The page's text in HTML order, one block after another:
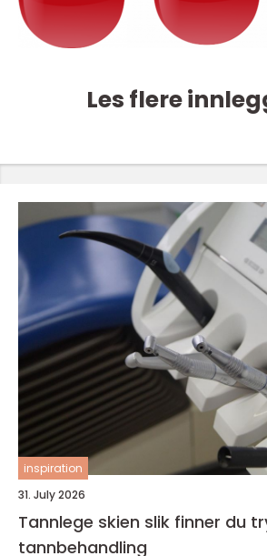
Les flere
inspiration
31. July 2026
Tannlege skien slik finner du trygg og god
tannbehandling